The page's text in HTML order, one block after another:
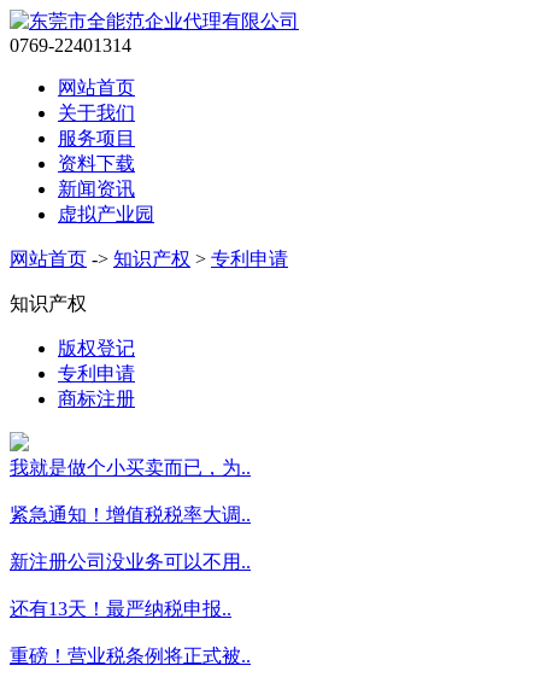
0769-22401314
网站首页
关于我们
服务项目
资料下载
新闻资讯
虚拟产业园
网站首页 -> 知识产权 > 专利申请
知识产权
版权登记
专利申请
商标注册
我就是做个小买卖而已，为..
紧急通知！增值税税率大调..
新注册公司没业务可以不用..
还有13天！最严纳税申报..
重磅！营业税条例将正式被..